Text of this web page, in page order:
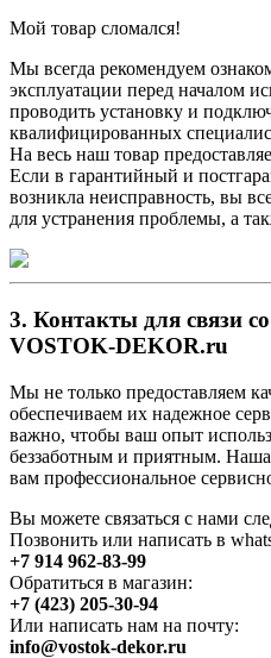
Мой товар сломался!
Мы всегда рекомендуем
эксплуатации перед началом
проводить установку и
квалифицированных
На весь наш товар
Если в гарантийный и
возникла неисправность, вы
для устранения проблемы, а
3. Контакты для связи
VOSTOK-DEKOR.ru
Мы не только предоставляем
обеспечиваем их надежное
важно, чтобы ваш опыт
беззаботным и приятным. Наша
вам профессиональное
Вы можете связаться с нами
Позвонить или написать в
+7 914 962-83-99
Обратиться в магазин:
+7 (423) 205-30-94
Или написать нам на почту:
info@vostok-dekor.ru